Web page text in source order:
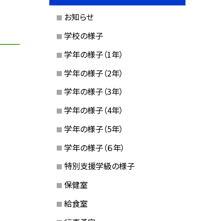
お知らせ
学校の様子
学年の様子（1年）
学年の様子（2年）
学年の様子（3年）
学年の様子（4年）
学年の様子（5年）
学年の様子（６年）
特別支援学級の様子
保健室
給食室